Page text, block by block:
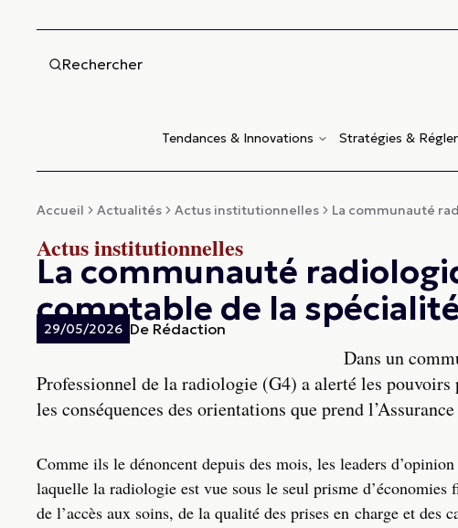
Rechercher
Tendances & Innovations Stratégies &
Accueil Actualités Actus institutionnelles La communauté
Actus institutionnelles
La communauté
comptable de la
29/05/2026 De Rédaction
Dans un
Professionnel de la radiologie (G4) a alerté les
les conséquences des orientations que prend
Comme ils le dénoncent depuis des mois, les leaders
laquelle la radiologie est vue sous le seul prisme
de l’accès aux soins, de la qualité des prises en charge et des